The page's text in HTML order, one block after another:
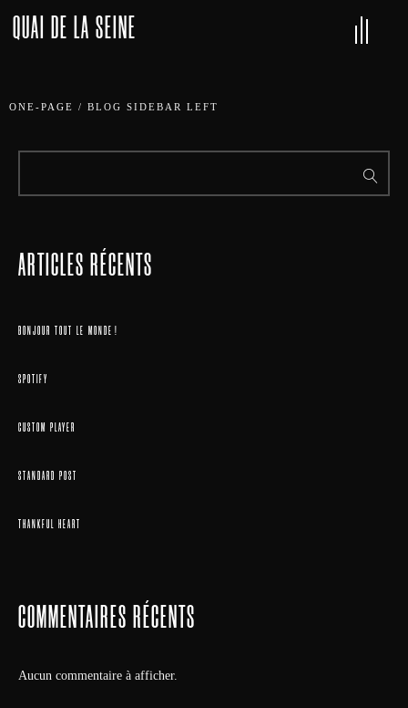
QUAI DE LA SEINE
ONE-PAGE / BLOG SIDEBAR LEFT
ARTICLES RÉCENTS
BONJOUR TOUT LE MONDE !
SPOTIFY
CUSTOM PLAYER
STANDARD POST
THANKFUL HEART
COMMENTAIRES RÉCENTS
Aucun commentaire à afficher.